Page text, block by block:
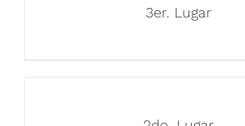
3er. Lugar